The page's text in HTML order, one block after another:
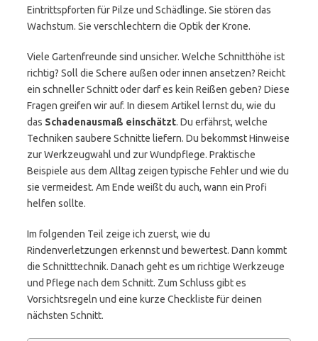
Eintrittspforten für Pilze und Schädlinge. Sie stören das
Wachstum. Sie verschlechtern die Optik der Krone.
Viele Gartenfreunde sind unsicher. Welche Schnitthöhe ist
richtig? Soll die Schere außen oder innen ansetzen? Reicht
ein schneller Schnitt oder darf es kein Reißen geben? Diese
Fragen greifen wir auf. In diesem Artikel lernst du, wie du
das Schadenausmaß einschätzt. Du erfährst, welche
Techniken saubere Schnitte liefern. Du bekommst Hinweise
zur Werkzeugwahl und zur Wundpflege. Praktische
Beispiele aus dem Alltag zeigen typische Fehler und wie du
sie vermeidest. Am Ende weißt du auch, wann ein Profi
helfen sollte.
Im folgenden Teil zeige ich zuerst, wie du
Rindenverletzungen erkennst und bewertest. Dann kommt
die Schnitttechnik. Danach geht es um richtige Werkzeuge
und Pflege nach dem Schnitt. Zum Schluss gibt es
Vorsichtsregeln und eine kurze Checkliste für deinen
nächsten Schnitt.